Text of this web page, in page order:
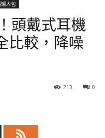
人包
頭戴式耳機
比較，降噪
0
213